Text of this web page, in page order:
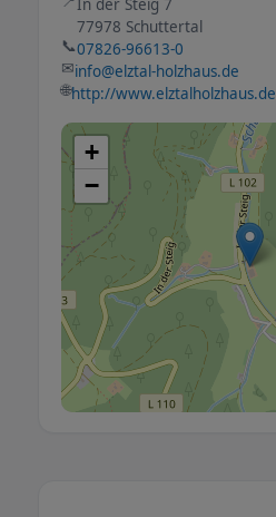
In der Steig 7
77978 Schuttertal
📞07826-96613-0
✉info@elztal-holzhaus.de
🌐http://www.elztalholzhaus.de
+
−